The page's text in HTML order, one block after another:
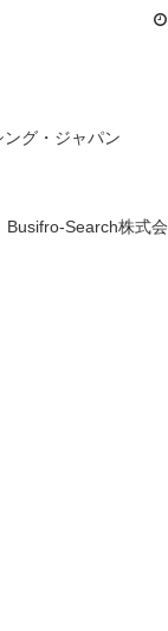
グ・ジャパン
Search株式会